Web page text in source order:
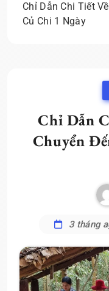
Chỉ Dẫn Chi Tiết
Củ Chi 1 Ngày
Chỉ Dẫn
Chuyển
3 tháng